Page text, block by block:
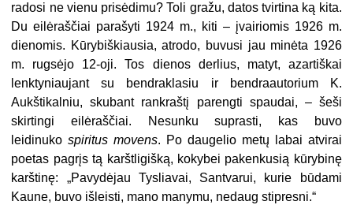
radosi ne vienu prisėdimu? Toli gražu, datos tvirtina ką kita.
Du eilėraščiai parašyti 1924 m., kiti – įvairiomis 1926 m.
dienomis. Kūrybiškiausia, atrodo, buvusi jau minėta 1926
m. rugsėjo 12-oji. Tos dienos derlius, matyt, azartiškai
lenktyniaujant su bendraklasiu ir bendraautorium K.
Aukštikalniu, skubant rankraštį parengti spaudai, – šeši
skirtingi eilėraščiai. Nesunku suprasti, kas buvo
leidinukospiritus movens. Po daugelio metų labai atvirai
poetas pagrįs tą karštligišką, kokybei pakenkusią kūrybinę
karštinę: „Pavydėjau Tysliavai, Santvarui, kurie būdami
Kaune, buvo išleisti, mano manymu, nedaug stipresni.“